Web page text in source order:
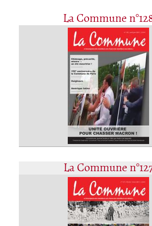
La Commune
La Commune